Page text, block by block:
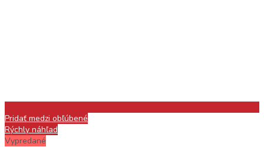
Pridať medzi obľúbené
Rýchly náhľad
Vypredané